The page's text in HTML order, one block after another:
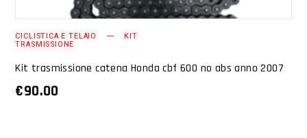
CICLISTICA E TELAIO KIT
TRASMISSIONE
Kit trasmissione catena Honda cbf 600 no abs anno 2007
€90.00